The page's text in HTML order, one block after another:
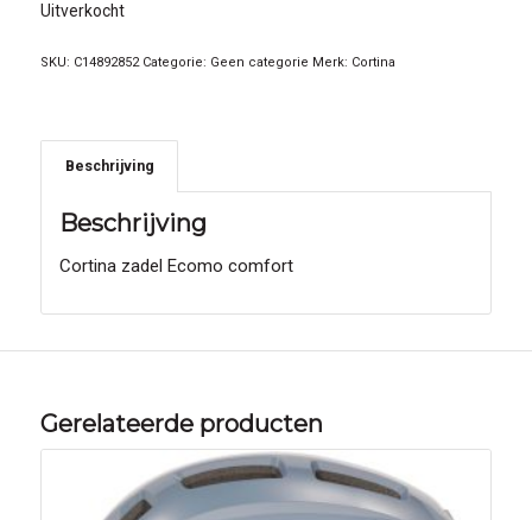
Uitverkocht
SKU: C14892852 Categorie: Geen categorie Merk: Cortina
Beschrijving
Beschrijving
Cortina zadel Ecomo comfort
Gerelateerde producten